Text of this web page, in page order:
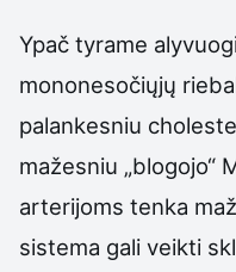
Ypač tyrame
mononesočiųjų
palankesniu
mažesniu „blogojo“
arterijoms tenka
sistema gali veikti